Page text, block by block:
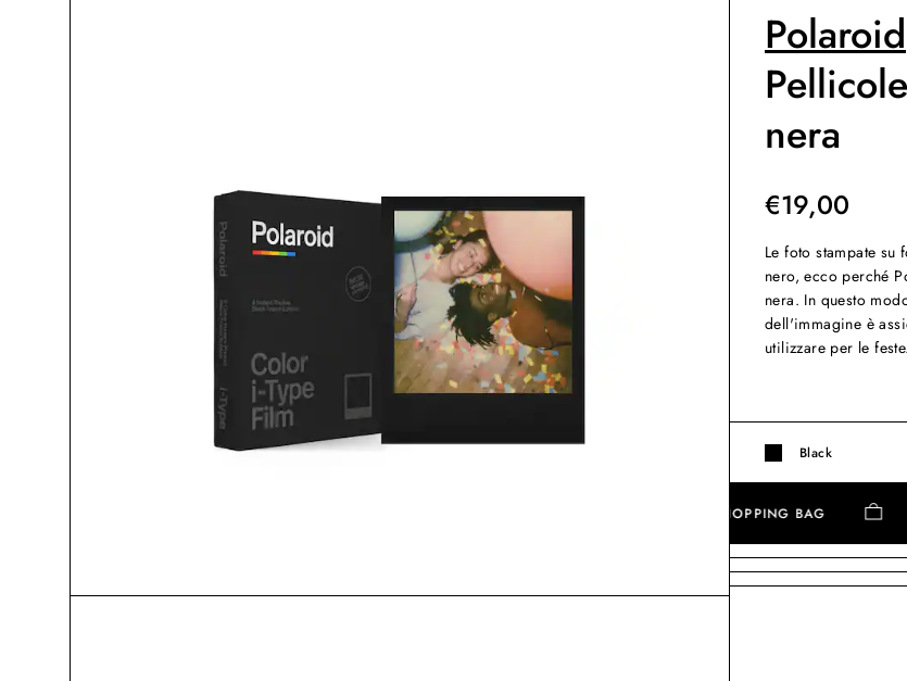
Polaroid
nera
€19,00
Le foto stampate
nero, ecco perché
nera. In questo
dell'immagine è
utilizzare per le feste.
Black
AGGIUNGI ALLA SHOPPING BAG